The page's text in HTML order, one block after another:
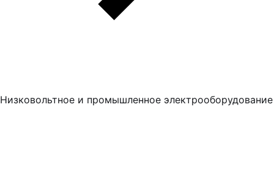
Низковольтное и промышленное электрооборудование